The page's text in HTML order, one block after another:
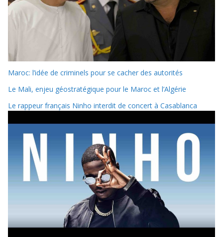
Maroc: l’idée de criminels pour se cacher des autorités
Le Mali, enjeu géostratégique pour le Maroc et l’Algérie
Le rappeur français Ninho interdit de concert à Casablanca